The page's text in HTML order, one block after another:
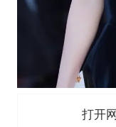
打开